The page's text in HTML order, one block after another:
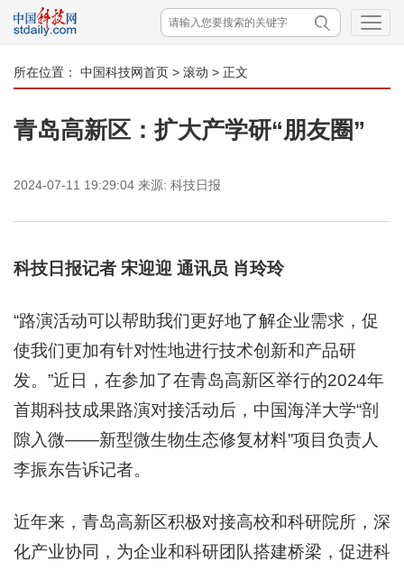
所在位置： 中国科技网首页 > 滚动 > 正文
青岛高新区：扩大产学研“朋友圈”
2024-07-11 19:29:04 来源: 科技日报
科技日报记者 宋迎迎 通讯员 肖玲玲
“路演活动可以帮助我们更好地了解企业需求，促
使我们更加有针对性地进行技术创新和产品研
发。”近日，在参加了在青岛高新区举行的2024年
首期科技成果路演对接活动后，中国海洋大学“剖
隙入微——新型微生物生态修复材料”项目负责人
李振东告诉记者。
近年来，青岛高新区积极对接高校和科研院所，深
化产业协同，为企业和科研团队搭建桥梁，促进科